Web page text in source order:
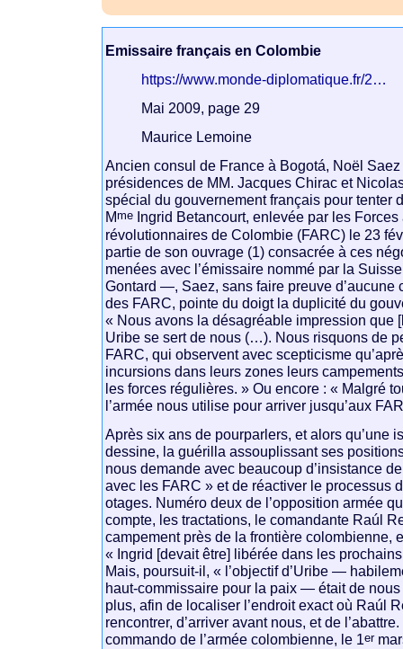
Emissaire français en Colombie
https://www.monde-diplomatique.fr/2…
Mai 2009, page 29
Maurice Lemoine
Ancien consul de France à Bogotá, Noël
présidences de MM. Jacques Chirac et
spécial du gouvernement français pour tenter
Mme Ingrid Betancourt, enlevée par les Forces
révolutionnaires de Colombie (FARC) le 23
partie de son ouvrage (1) consacrée à ces
menées avec l’émissaire nommé par la
Gontard —, Saez, sans faire preuve d’aucune
des FARC, pointe du doigt la duplicité du
« Nous avons la désagréable impression que
Uribe se sert de nous (…). Nous risquons de
FARC, qui observent avec scepticisme
incursions dans leurs zones leurs
les forces régulières. » Ou encore : « Malgré
l’armée nous utilise pour arriver jusqu’aux
Après six ans de pourparlers, et alors qu’une
dessine, la guérilla assouplissant ses
nous demande avec beaucoup d’insistance
avec les FARC » et de réactiver le processus
otages. Numéro deux de l’opposition armée
compte, les tractations, le comandante Raúl
campement près de la frontière colombienne,
« Ingrid [devait être] libérée dans les
Mais, poursuit-il, « l’objectif d’Uribe —
haut-commissaire pour la paix — était de
plus, afin de localiser l’endroit exact où Raúl
rencontrer, d’arriver avant nous, et de
commando de l’armée colombienne, le 1er